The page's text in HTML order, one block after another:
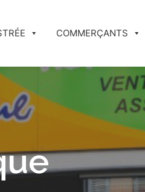
COMMERÇANTS